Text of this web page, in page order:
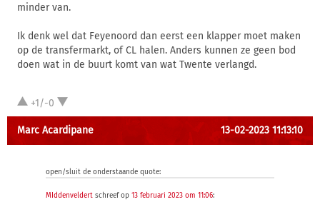
minder van.
Ik denk wel dat Feyenoord dan eerst een klapper moet maken
op de transfermarkt, of CL halen. Anders kunnen ze geen bod
doen wat in de buurt komt van wat Twente verlangd.
+1/-0
Marc Acardipane 13-02-2023 11:13:10
open/sluit de onderstaande quote:
MIddenveldert schreef op 13 februari 2023 om 11:06: